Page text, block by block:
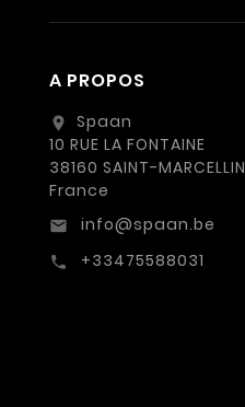
A PROPOS
location_on
Spaan
10 RUE LA FONTAINE
38160 SAINT-MARCELLIN
France
email info@spaan.be
call +33475588031